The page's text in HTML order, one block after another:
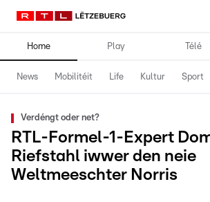
Home Play Télé
News Mobilitéit Life Kultur Sport
Verdéngt oder net?
RTL-Formel-1-Expert
Riefstahl iwwer den neie
Weltmeeschter Norris